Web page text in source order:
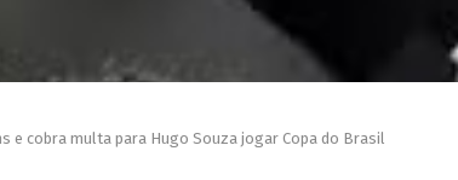
e cobra multa para Hugo Souza jogar Copa do Brasil